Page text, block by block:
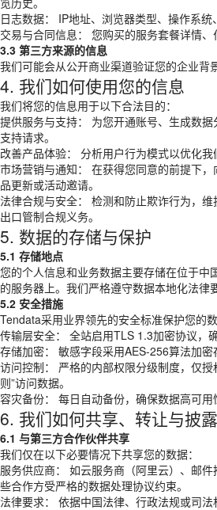
日志数据： IP地址、浏览器类型、操作系统
交易与合同信息： 您购买的服务套餐详情、
3.3 第三方来源的信息
我们可能会从公开商业渠道验证您的企业背
4. 我们如何使用您的信息
我们将您的信息用于以下合法目的：
提供服务与支持： 为您开通账号、生成数
支持请求。
改善产品体验： 分析用户行为模式以优化我
市场营销与通知： 在获得您同意的前提下
品更新或活动邀请。
法律合规与安全： 检测和防止欺诈行为，
出口管制合规义务。
5. 数据的存储与保护
5.1 存储地点
您的个人信息和业务数据主要存储在位于中
的服务器上。我们严格遵守数据本地化法律
5.2 安全措施
Tendata采用业界领先的安全标准保护您的数
传输层安全： 全站启用TLS 1.3加密协议，
存储加密： 敏感字段采用AES-256算法加密
访问控制： 严格的内部权限分级制度，仅
则”访问数据。
容灾备份： 每日自动备份，确保数据高可用
6. 我们如何共享、转让与披
6.1 与第三方合作伙伴共享
我们仅在以下必要情况下共享您的数据：
服务供应商： 如云服务商（阿里云）、邮
些合作方受严格的数据处理协议约束。
法律要求： 依据中国法律、行政法规或司